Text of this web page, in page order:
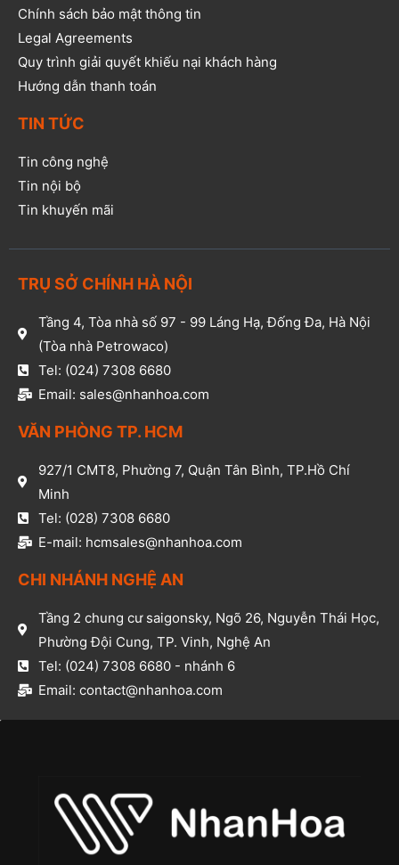
Chính sách bảo mật thông tin
Legal Agreements
Quy trình giải quyết khiếu nại khách hàng
Hướng dẫn thanh toán
TIN TỨC
Tin công nghệ
Tin nội bộ
Tin khuyến mãi
TRỤ SỞ CHÍNH HÀ NỘI
Tầng 4, Tòa nhà số 97 - 99 Láng Hạ, Đống Đa, Hà Nội
(Tòa nhà Petrowaco)
Tel: (024) 7308 6680
Email: sales@nhanhoa.com
VĂN PHÒNG TP. HCM​
927/1 CMT8, Phường 7, Quận Tân Bình, TP.Hồ Chí
Minh​
Tel: (028) 7308 6680​
E-mail: hcmsales@nhanhoa.com​
CHI NHÁNH NGHỆ AN​
Tầng 2 chung cư saigonsky, Ngõ 26, Nguyễn Thái Học,
Phường Đội Cung, TP. Vinh, Nghệ An​
Tel: (024) 7308 6680 - nhánh 6​
Email: contact@nhanhoa.com​